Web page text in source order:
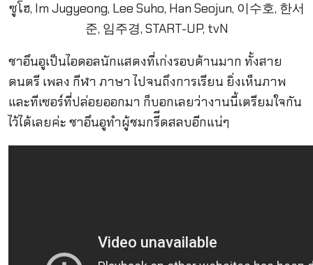
ชาอึนอูเป็นไอดอลนักแสดงที่เก่งรอบด้านมาก ทั้งสาย
ดนตรี เพลง กีฬา ภาษา ไปจนถึงการเรียน ยิ่งเห็นภาพ
และทีเซอร์ที่ปล่อยออกมา ก็บอกเลยว่างานนี้เตรียมใจกัน
ไว้ได้เลยค่ะ ชาอึนอูทำผู้ชมกรีีดสลบอีกแน่ๆ